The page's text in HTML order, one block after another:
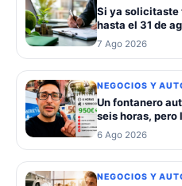
Si ya solicitaste
hasta el 31 de
7 Ago 2026
NEGOCIOS Y
Un fontanero
seis horas, pero
6 Ago 2026
NEGOCIOS Y